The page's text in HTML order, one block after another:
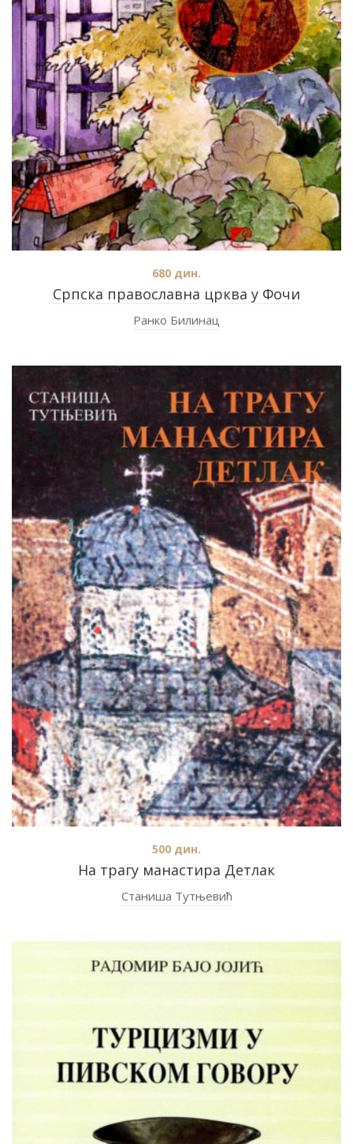
Српска православна црква у Фочи
680 дин.
Ранко Билинац
На трагу манастира Детлак
500 дин.
Станиша Тутњевић